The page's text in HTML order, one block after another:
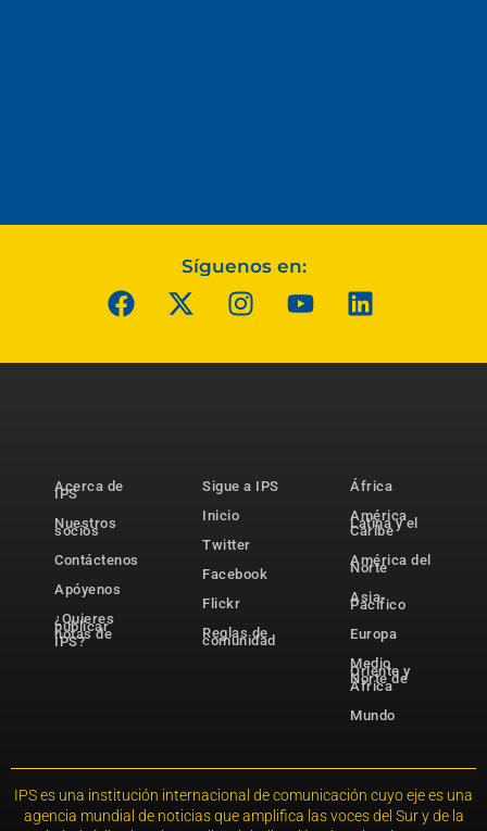
Síguenos en:
Acerca de
IPS
Nuestros
socios
Contáctenos
Apóyenos
¿Quieres
publicar
notas de
IPS?
Sigue a IPS
Inicio
Twitter
Facebook
Flickr
Reglas de
comunidad
África
América
Latina y el
Caribe
América del
Norte
Asia-
Pacífico
Europa
Medio
Oriente y
Norte de
África
Mundo
IPS es una institución internacional de comunicación cuyo eje es una
agencia mundial de noticias que amplifica las voces del Sur y de la